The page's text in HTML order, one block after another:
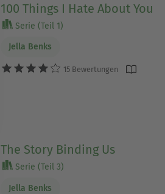
100 Things I Hate About You
Serie (Teil 1)
Jella Benks
15 Bewertungen
The Story Binding Us
Serie (Teil 3)
Jella Benks